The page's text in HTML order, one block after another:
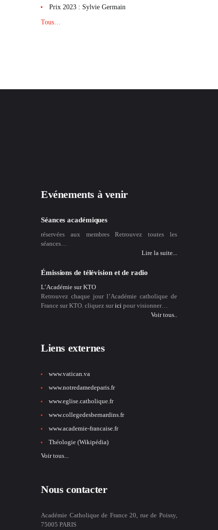
Prix 2023 : Sylvie Germain
Tous…
Evénements à venir
Séances académiques
réservées aux membres Retrouvez toutes les
séances…
Lire la suite...
Émissions de télévision et de radio
L’Académie sur KTO
Retrouvez chaque jour l’Académie catholique de
France sur KTO. cliquez surici pour visionner…
Voir tous..
Liens externes
www.vatican.va
www.notredamedeparis.fr
www.eglise.catholique.fr
www.collegedesbernardins.fr
www.academie-francaise.fr
Théologie (Wikipédia)
Voir tous...
Nous contacter
Académie Catholique de France 20, rue de Poissy,
75005 PARIS